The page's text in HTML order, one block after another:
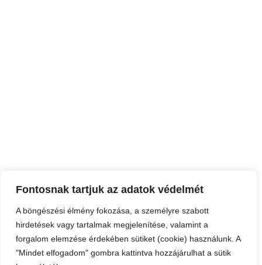
Fontosnak tartjuk az adatok védelmét
A böngészési élmény fokozása, a személyre szabott
hirdetések vagy tartalmak megjelenítése, valamint a
forgalom elemzése érdekében sütiket (cookie) használunk. A
"Mindet elfogadom" gombra kattintva hozzájárulhat a sütik